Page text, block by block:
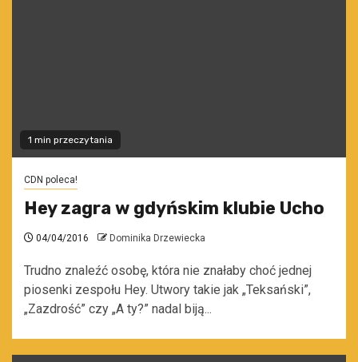
1 min przeczytania
CDN poleca!
Hey zagra w gdyńskim klubie Ucho
04/04/2016 Dominika Drzewiecka
Trudno znaleźć osobę, która nie znałaby choć jednej
piosenki zespołu Hey. Utwory takie jak „Teksański”,
„Zazdrość” czy „A ty?” nadal biją...